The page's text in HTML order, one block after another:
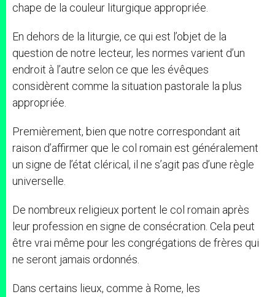
chape de la couleur liturgique appropriée.
En dehors de la liturgie, ce qui est l’objet de la
question de notre lecteur, les normes varient d’un
endroit à l’autre selon ce que les évêques
considèrent comme la situation pastorale la plus
appropriée.
Premièrement, bien que notre correspondant ait
raison d’affirmer que le col romain est généralement
un signe de l’état clérical, il ne s’agit pas d’une règle
universelle.
De nombreux religieux portent le col romain après
leur profession en signe de consécration. Cela peut
être vrai même pour les congrégations de frères qui
ne seront jamais ordonnés.
Dans certains lieux, comme à Rome, les